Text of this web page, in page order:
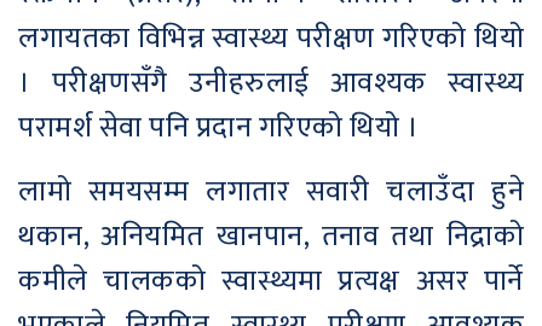
लगायतका विभिन्न स्वास्थ्य परीक्षण गरिएको थियो
। परीक्षणसँगै उनीहरुलाई आवश्यक स्वास्थ्य
परामर्श सेवा पनि प्रदान गरिएको थियो ।
लामो समयसम्म लगातार सवारी चलाउँदा हुने
थकान, अनियमित खानपान, तनाव तथा निद्राको
कमीले चालकको स्वास्थ्यमा प्रत्यक्ष असर पार्ने